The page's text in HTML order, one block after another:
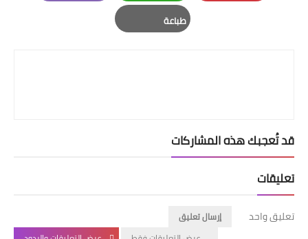
Whatsapp
طباعة
قد تُعجبك هذه المشاركات
تعليقات
تعليق واحد
إرسال تعليق